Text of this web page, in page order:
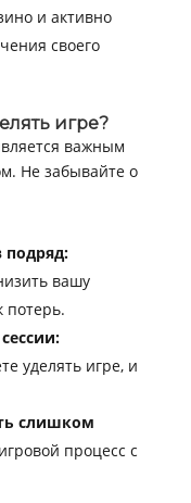
и активно
своего
игре?
важным
Не забывайте о
подряд:
вашу
потерь.
уделять игре, и
слишком
процесс с